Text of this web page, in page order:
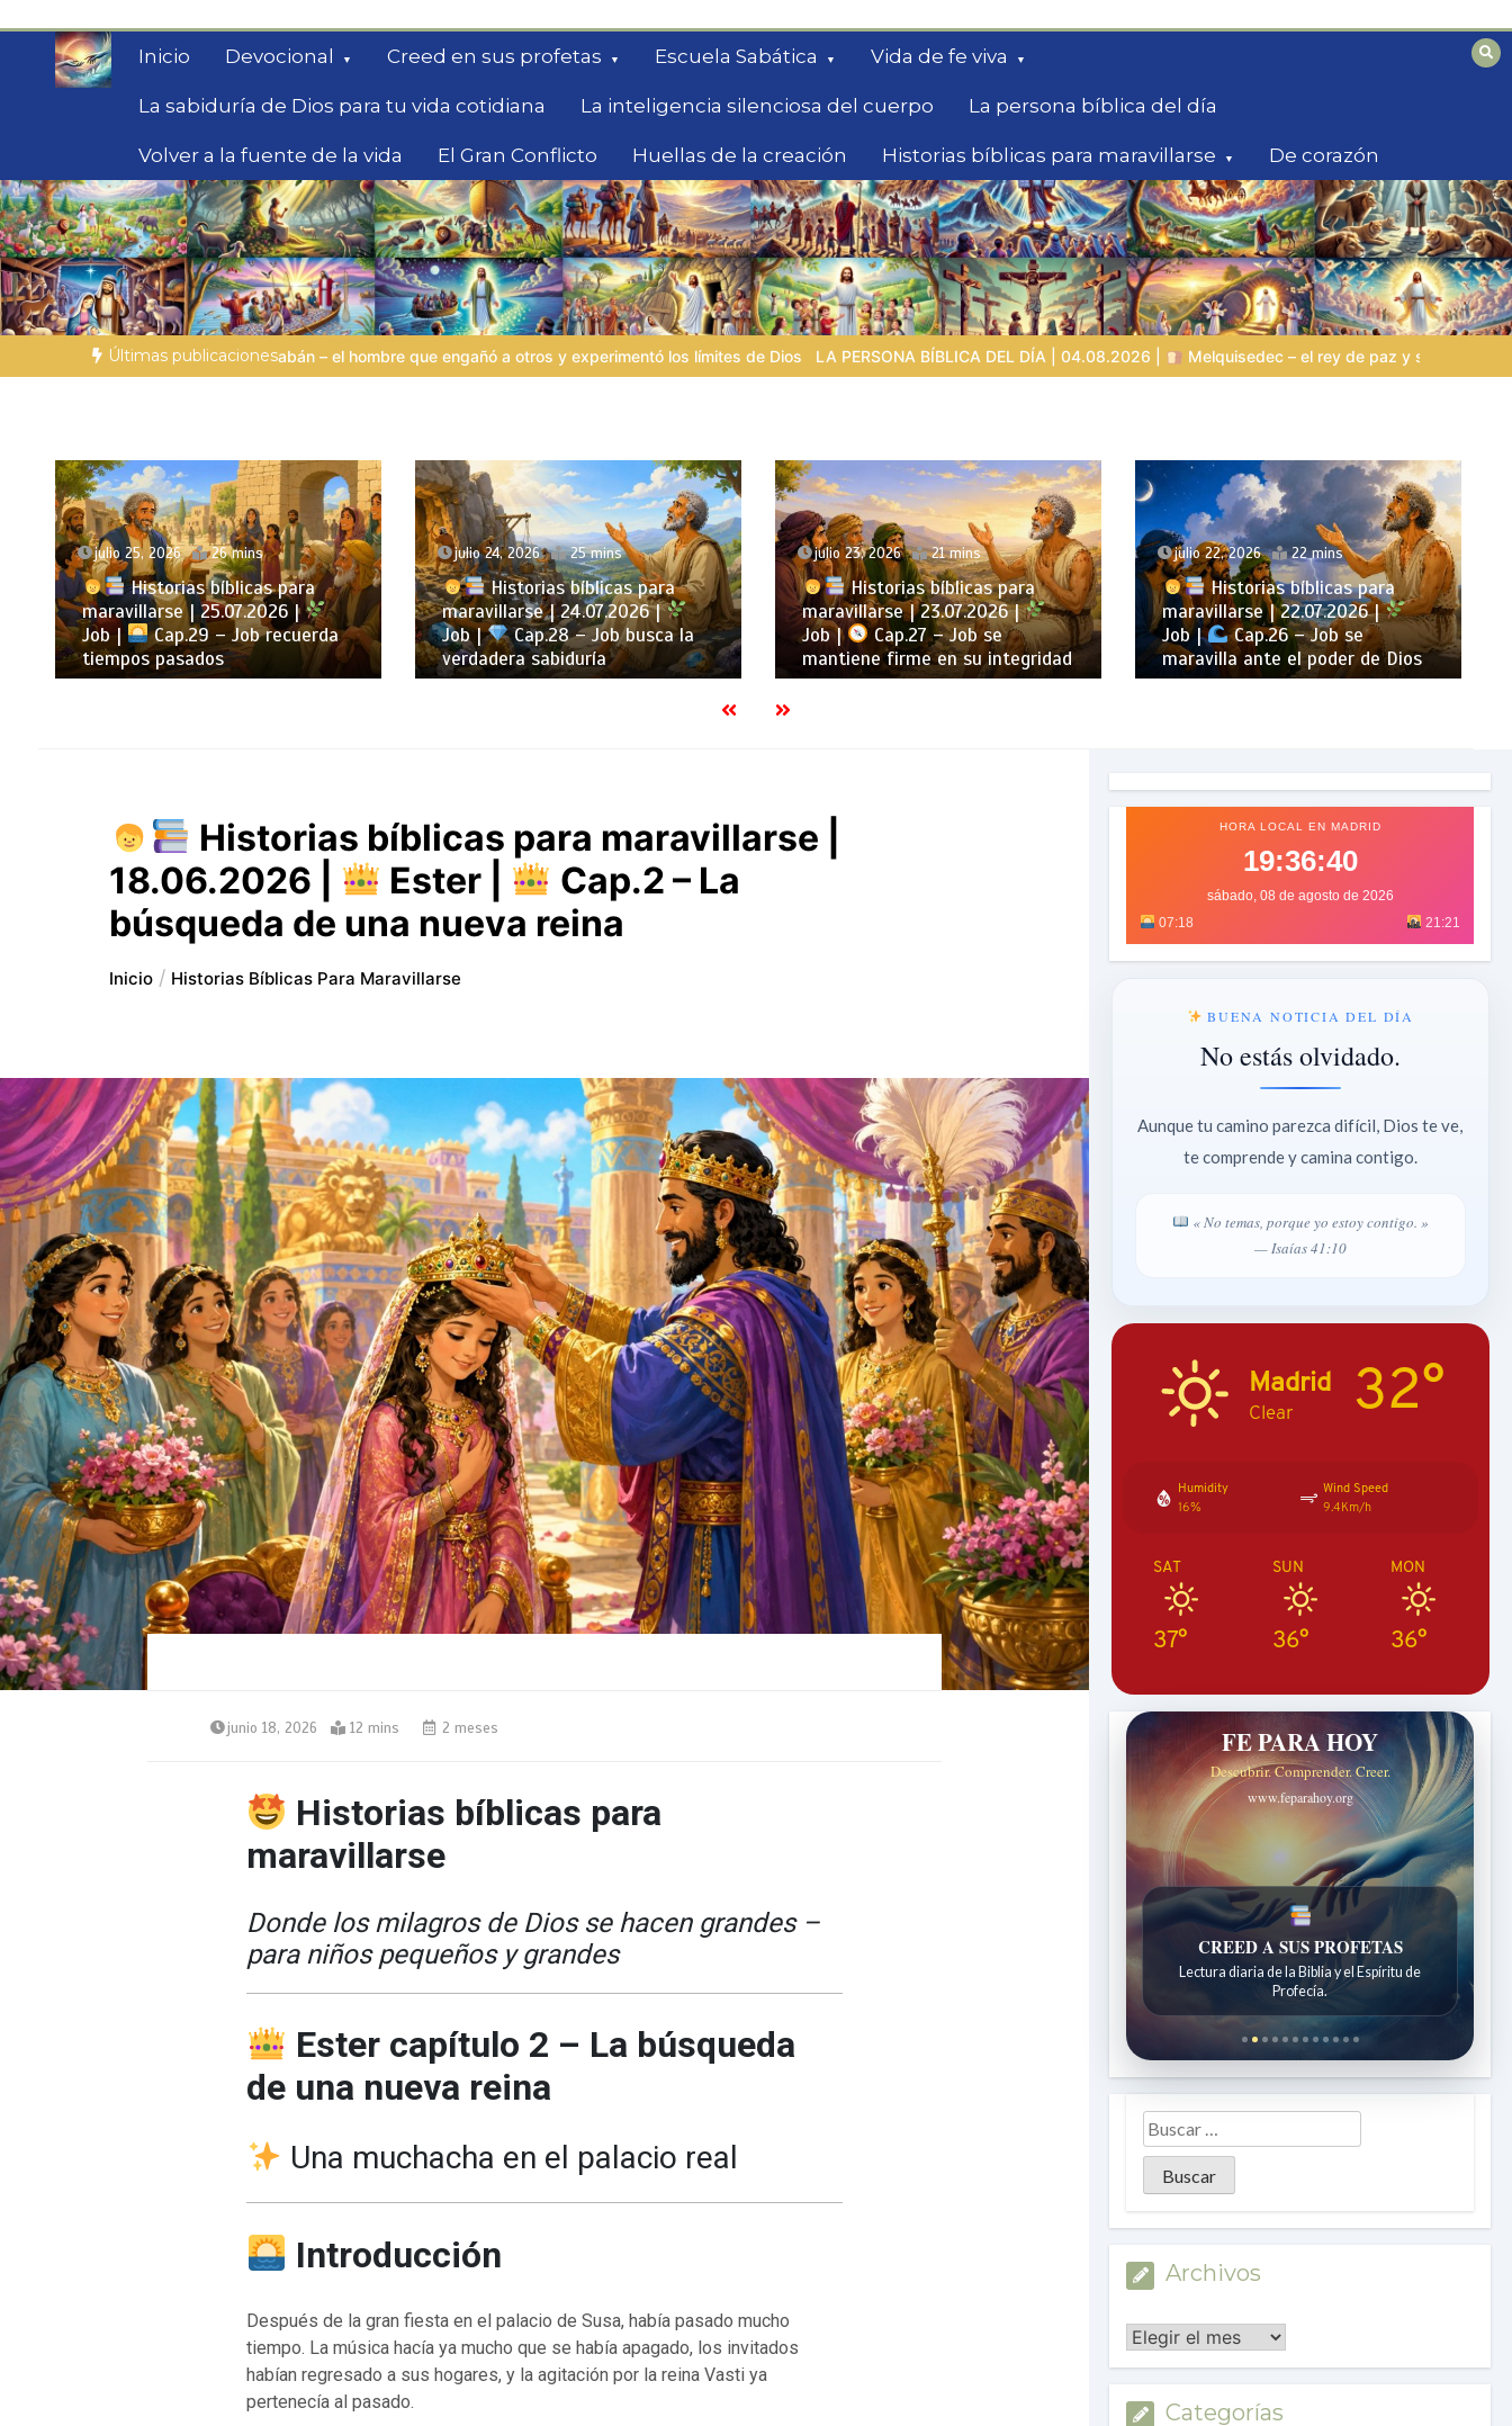
contenido
Inicio Devocional Creed en sus profetas Escuela Sabática Vida de fe viva
La sabiduría de Dios para tu vida cotidiana La inteligencia silenciosa del cuerpo La persona bíblica del día
Volver a la fuente de la vida El Gran Conflicto Huellas de la creación Historias bíblicas para maravillarse De corazón
Fe para Hoy
Reflexiones bíblicas para personas en búsqueda
Últimas publicaciones
hombre que engañó a otros y experimentó los límites de Dios LA PERSONA BÍBLICA DEL DÍA | 04.08.2026 | Melquisedec – el rey de paz y sacerdote del Dios Altísimo LA PERSONA BÍBLICA
julio 25, 2026 26 mins
Historias bíblicas para
maravillarse | 25.07.2026 |
Job |
Cap.29 – Job recuerda
tiempos pasados
julio 24, 2026 25 mins
Historias bíblicas para
maravillarse | 24.07.2026 |
Job |
Cap.28 – Job busca la
verdadera sabiduría
julio 23, 2026 21 mins
Historias bíblicas para
maravillarse | 23.07.2026 |
Job |
Cap.27 – Job se
mantiene firme en su integridad
julio 22, 2026 22 mins
Historias bíblicas para
maravillarse | 22.07.2026 |
Job |
Cap.26 – Job se
maravilla ante el poder de Dios
Historias bíblicas para maravillarse |
18.06.2026 |
Ester |
Cap.2 – La
búsqueda de una nueva reina
Inicio Historias Bíblicas Para Maravillarse
junio 18, 2026 12 mins 2 meses
Historias bíblicas para
maravillarse
Donde los milagros de Dios se hacen grandes –
para niños pequeños y grandes
Ester capítulo 2 – La búsqueda
de una nueva reina
Una muchacha en el palacio real
Introducción
Después de la gran fiesta en el palacio de Susa, había pasado mucho
tiempo. La música hacía ya mucho que se había apagado, los invitados
habían regresado a sus hogares, y la agitación por la reina Vasti ya
pertenecía al pasado.
HORA LOCAL EN MADRID
19:36:42
sábado, 08 de agosto de 2026
07:18
21:21
BUENA NOTICIA DEL DÍA
No estás olvidado.
Aunque tu camino parezca difícil, Dios te ve,
te comprende y camina contigo.
« No temas, porque yo estoy contigo. »
— Isaías 41:10
Madrid
Clear 32°
Humidity
16%
Wind Speed
9.4Km/h
SAT
37°
SUN
36°
MON
36°
FE PARA HOY
Descubrir. Comprender. Creer.
www.feparahoy.org
UNA FE VIVA
Reflexiones diarias de la Escuela Sabática.
Archivos
Archivos
Categorías